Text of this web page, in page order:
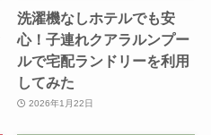
洗濯機なしホテルでも安
心！子連れクアラルンプー
ルで宅配ランドリーを利用
してみた
2026年1月22日